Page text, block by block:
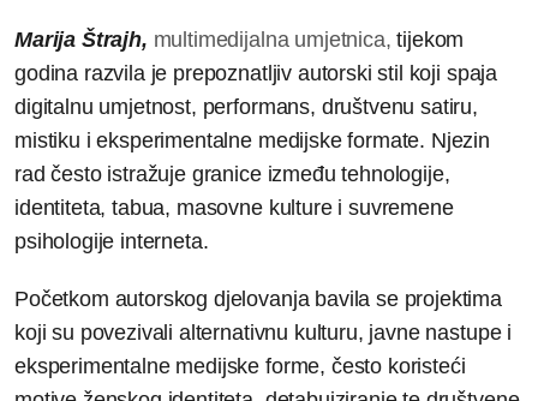
Marija Štrajh, multimedijalna umjetnica, tijekom
godina razvila je prepoznatljiv autorski stil koji spaja
digitalnu umjetnost, performans, društvenu satiru,
mistiku i eksperimentalne medijske formate. Njezin
rad često istražuje granice između tehnologije,
identiteta, tabua, masovne kulture i suvremene
psihologije interneta.
Početkom autorskog djelovanja bavila se projektima
koji su povezivali alternativnu kulturu, javne nastupe i
eksperimentalne medijske forme, često koristeći